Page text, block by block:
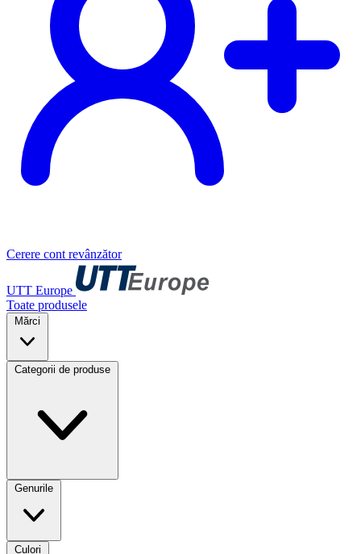
Cerere cont revânzător
UTT Europe
Toate produsele
Mărci
Categorii de produse
Genurile
Culori